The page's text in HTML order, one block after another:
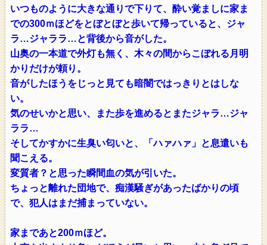
いつものように大きな通りで下りて、酔い覚ましに家ま
での300ｍほどをとぼとぼと歩いて帰っていると、ジャ
ラ…ジャララ…と背後から音がした。
山奥の一本道で外灯も無く、木々の間からこぼれる月明
かりだけが頼り。
音がしたほうをじっと見ても暗闇ではっきりとはしな
い。
気のせいかと思い、また歩を進めるとまたジャラ…ジャ
ララ…
そしてかすかに生臭い匂いと、「ハァハァ」と息遣いも
聞こえる。
変質者？と思った瞬間血の気が引いた。
ちょっと離れた団地で、痴漢騒ぎがあったばかりの頃
で、犯人はまだ捕まっていない。
家まであと200ｍほど。